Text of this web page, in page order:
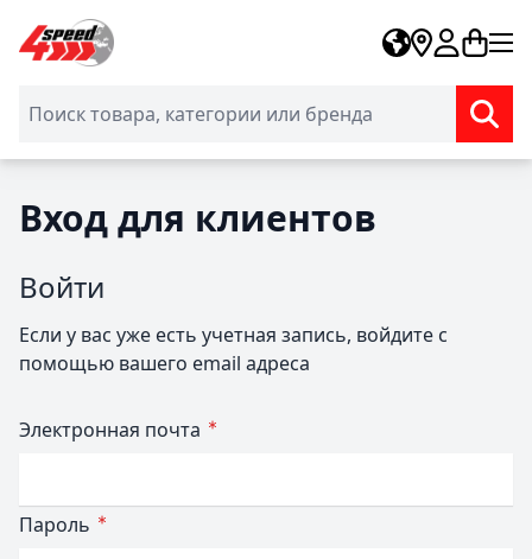
Skip to Content
Вход для клиентов
Войти
Если у вас уже есть учетная запись, войдите с
помощью вашего email адреса
Электронная почта
Пароль